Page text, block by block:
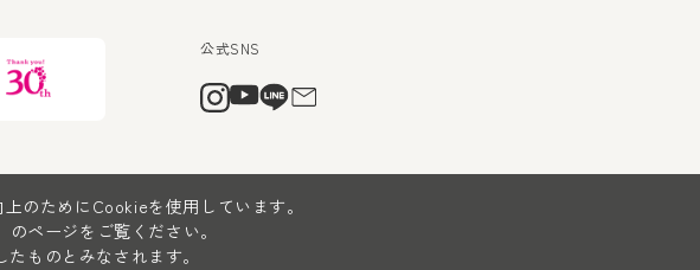
のためにCookieを使用しています。
のページをご覧ください。
ものとみなされます。